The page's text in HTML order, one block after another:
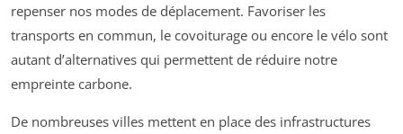
repenser nos modes de déplacement. Favoriser les
transports en commun, le covoiturage ou encore le vélo sont
autant d’alternatives qui permettent de réduire notre
empreinte carbone.
De nombreuses villes mettent en place des infrastructures